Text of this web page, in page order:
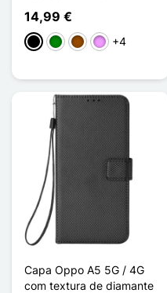
14,99 €
PretoVerdeCastanhoVioleta ligeira
+4
Capa Oppo A5 5G / 4G
com textura de diamante